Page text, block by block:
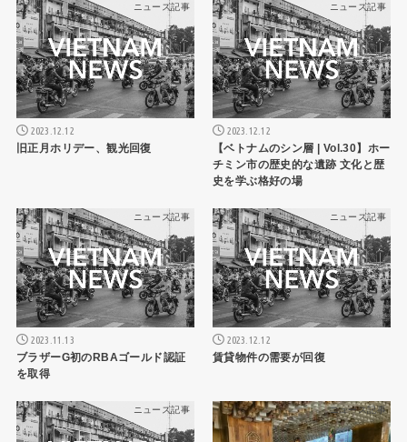
ニュース記事
2023.12.12
旧正月ホリデー、観光回復
ニュース記事
2023.12.12
【ベトナムのシン層 | Vol.30】ホー
チミン市の歴史的な遺跡 文化と歴
史を学ぶ格好の場
ニュース記事
2023.11.13
ブラザーG初のRBAゴールド認証
を取得
ニュース記事
2023.12.12
賃貸物件の需要が回復
ニュース記事 ニュース記事